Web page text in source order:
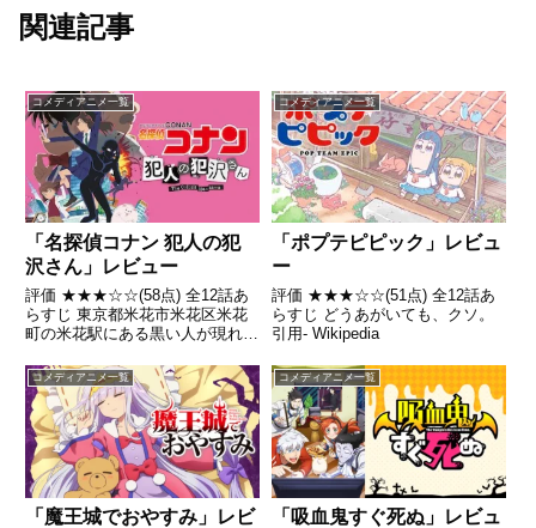
関連記事
コメディアニメ一覧
「名探偵コナン 犯人の犯
沢さん」レビュー
評価 ★★★☆☆(58点) 全12話あ
らすじ 東京都米花市米花区米花
町の米花駅にある黒い人が現れ
コメディアニメ一覧
「ポプテピピック」レビュ
ー
評価 ★★★☆☆(51点) 全12話あ
らすじ どうあがいても、クソ。
引用- Wikipedia
コメディアニメ一覧
「魔王城でおやすみ」レビ
コメディアニメ一覧
「吸血鬼すぐ死ぬ」レビュ